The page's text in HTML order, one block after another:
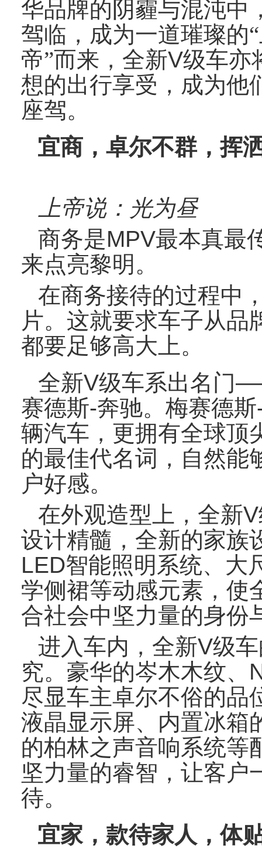
华品牌的阴霾与混沌中
驾临，成为一道璀璨的
帝”而来，全新V级车亦
想的出行享受，成为他
座驾。
宜商，卓尔不群，挥
上帝说：光为昼
商务是MPV最本真最
来点亮黎明。
在商务接待的过程中
片。这就要求车子从品
都要足够高大上。
全新V级车系出名门
赛德斯-奔驰。梅赛德斯
辆汽车，更拥有全球顶
的最佳代名词，自然能
户好感。
在外观造型上，全新V
设计精髓，全新的家族
LED智能照明系统、大
学侧裙等动感元素，使
合社会中坚力量的身份
进入车内，全新V级
究。豪华的岑木木纹、
尽显车主卓尔不俗的品
液晶显示屏、内置冰箱
的柏林之声音响系统等
坚力量的睿智，让客户
待。
宜家，款待家人，体